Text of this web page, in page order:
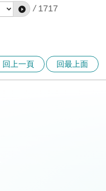
/ 1717
回上一頁 回最上面